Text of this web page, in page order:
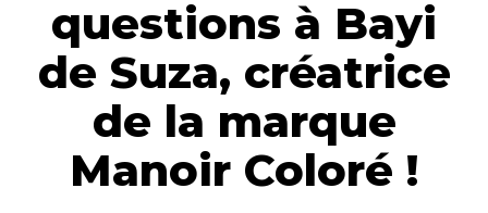
questions à Bayi
de Suza, créatrice
de la marque
Manoir Coloré !